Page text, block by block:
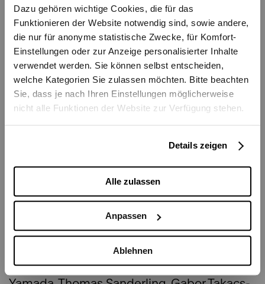
Dazu gehören wichtige Cookies, die für das
Funktionieren der Website notwendig sind, sowie andere,
die nur für anonyme statistische Zwecke, für Komfort-
Einstellungen oder zur Anzeige personalisierter Inhalte
verwendet werden. Sie können selbst entscheiden,
welche Kategorien Sie zulassen möchten. Bitte beachten
Sie, dass je nach Ihren Einstellungen möglicherweise
nicht alle Funktionen der Website zur Verfügung stehen.
Details zeigen
Alle zulassen
Anpassen
Ablehnen
Während des Studiums hat sie an
verschiedenen Meisterkursen u. A. bei
Zakhar Bron, Dora Schwarzberg, Igor Ozim,
Giula Stuller teilgenommen.
Seit 2015 spielt Ekaterina beim Trio
teilgenommen und viele Konzerte an
verschiedenen Orten Europas gespielt.
Ausserdem hat Ekaterina mit diversen
Orchestern unter der Leitung von Dirigenten
wie: James Conlon, Gennady
Rozhdestvensky, Vladimir Yurovsky, Kazuki